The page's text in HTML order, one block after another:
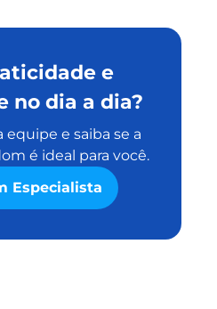
e
no dia a dia?
equipe e saiba se a
é ideal para você.
Especialista